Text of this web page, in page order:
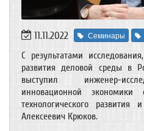
11.11.2022 Семинары
С результатами
развития деловой среды в
выступил инженер-
инновационной
технологического
Алексеевич Крюков.